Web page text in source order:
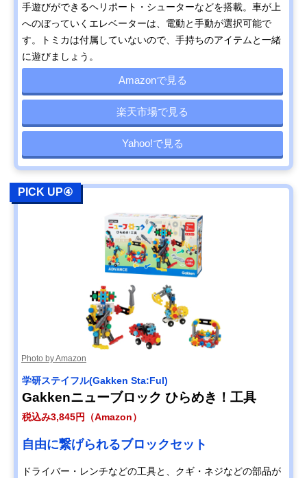
手遊びができるヘリポート・シューターなどを搭載。車が上
へのぼっていくエレベーターは、電動と手動が選択可能で
す。トミカは付属していないので、手持ちのアイテムと一緒
に遊びましょう。
Amazonで見る
楽天市場で見る
Yahoo!で見る
PICK UP④
Photo by Amazon
学研ステイフル(Gakken Sta:Ful)
Gakkenニューブロック ひらめき！工具
税込み3,845円（Amazon）
自由に繋げられるブロックセット
ドライバー・レンチなどの工具と、クギ・ネジなどの部品が